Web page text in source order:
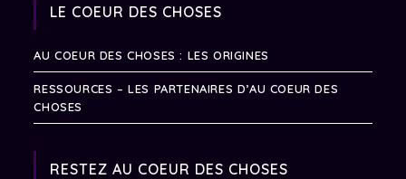
LE COEUR DES CHOSES
AU COEUR DES CHOSES : LES ORIGINES
RESSOURCES – LES PARTENAIRES D’AU COEUR DES
CHOSES
RESTEZ AU COEUR DES CHOSES